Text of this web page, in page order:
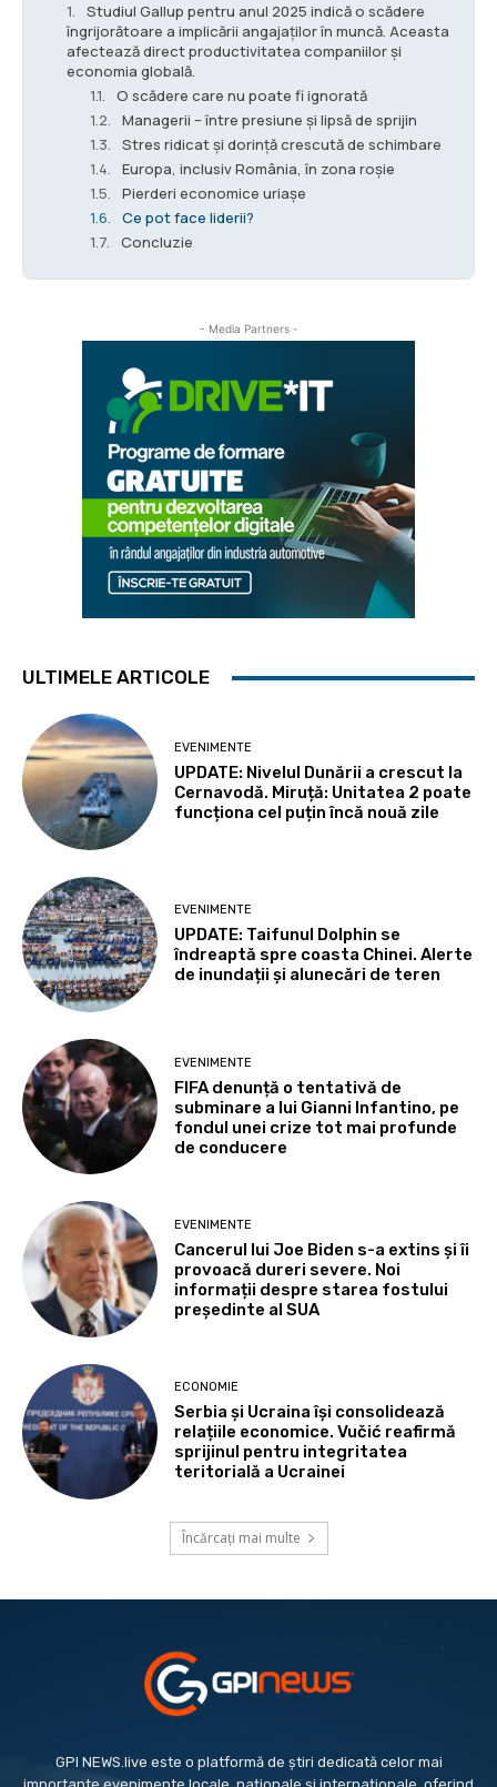
Studiul Gallup pentru anul 2025 indică o scădere
îngrijorătoare a implicării angajaților în muncă. Aceasta
afectează direct productivitatea companiilor și
economia globală.
O scădere care nu poate fi ignorată
Managerii – între presiune și lipsă de sprijin
Stres ridicat și dorință crescută de schimbare
Europa, inclusiv România, în zona roșie
Pierderi economice uriașe
Ce pot face liderii?
Concluzie
- Media Partners -
ULTIMELE ARTICOLE
EVENIMENTE
UPDATE: Nivelul Dunării a crescut la
Cernavodă. Miruță: Unitatea 2 poate
funcționa cel puțin încă nouă zile
EVENIMENTE
UPDATE: Taifunul Dolphin se
îndreaptă spre coasta Chinei. Alerte
de inundații și alunecări de teren
EVENIMENTE
FIFA denunță o tentativă de
subminare a lui Gianni Infantino, pe
fondul unei crize tot mai profunde
de conducere
EVENIMENTE
Cancerul lui Joe Biden s-a extins și îi
provoacă dureri severe. Noi
informații despre starea fostului
președinte al SUA
ECONOMIE
Serbia și Ucraina își consolidează
relațiile economice. Vučić reafirmă
sprijinul pentru integritatea
teritorială a Ucrainei
Încărcați mai multe
GPI NEWS.live este o platformă de știri dedicată celor mai